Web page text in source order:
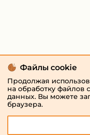
Файлы cookie
Продолжая
на обработку файлов
данных. Вы можете
браузера.